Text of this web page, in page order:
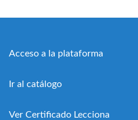
Acceso a la plataforma
Ir al catálogo
Ver Certificado Lecciona